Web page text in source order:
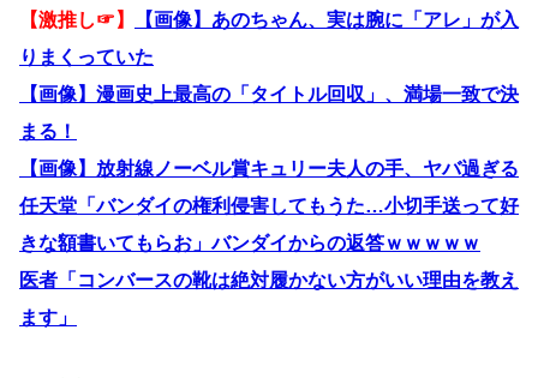
【激推し☞】
【画像】あのちゃん、実は腕に「アレ」が入
りまくっていた
【画像】漫画史上最高の「タイトル回収」、満場一致で決
まる！
【画像】放射線ノーベル賞キュリー夫人の手、ヤバ過ぎる
任天堂「バンダイの権利侵害してもうた…小切手送って好
きな額書いてもらお」バンダイからの返答ｗｗｗｗｗ
医者「コンバースの靴は絶対履かない方がいい理由を教え
ます」